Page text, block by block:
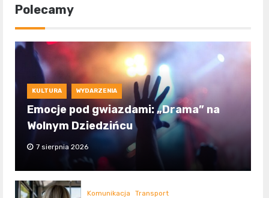
Polecamy
KULTURA WYDARZENIA
Emocje pod gwiazdami: „Drama” na
Wolnym Dziedzińcu
7 sierpnia 2026
Komunikacja Transport